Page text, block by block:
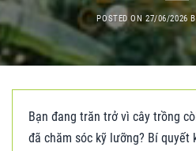
POSTED ON27/06/2026
Bạn đang trăn trở vì cây trồng
đã chăm sóc kỹ lưỡng? Bí quyết